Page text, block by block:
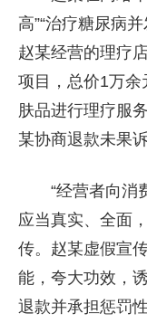
高”“治疗糖尿病
赵某经营的理疗
项目，总价1万
肤品进行理疗服
某协商退款未果
“经营者向消费
应当真实、全面
传。赵某虚假宣
能，夸大功效，
退款并承担惩罚